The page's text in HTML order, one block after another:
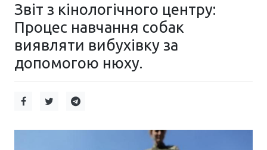
Звіт з кінологічного центру:
Процес навчання собак
виявляти вибухівку за
допомогою нюху.